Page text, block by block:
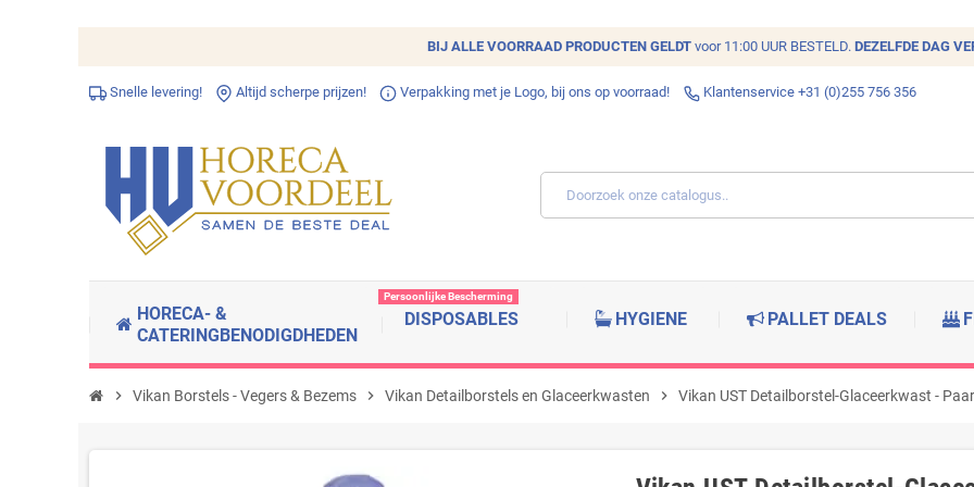
BIJ ALLE VOORRAAD PRODUCTEN GELDT voor 11:00 UUR BESTELD. DEZELFDE DAG
Snelle levering! Altijd scherpe prijzen! Verpakking met je Logo, bij ons op voorraad! Klantenservice +31 (0)255 756 356
HORECA- &
CATERINGBENODIGDHEDEN
DISPOSABLES
Persoonlijke Bescherming
HYGIENE PALLET DEALS
chevron_right Vikan Borstels - Vegers & Bezems chevron_right Vikan Detailborstels en Glaceerkwasten chevron_right Vikan UST Detailborstel-Glaceerkwast -